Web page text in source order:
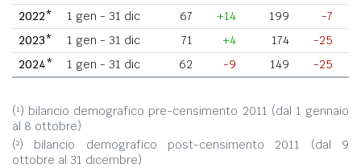
2022*
1 gen - 31 dic 67 +14 199
-7
2023*
1 gen - 31 dic 71 +4 174
-25
2024*
1 gen - 31 dic 62 -9 149 -25
(¹) bilancio demografico pre-censimento 2011 (dal 1 gennaio
al 8 ottobre)
(²) bilancio demografico post-censimento 2011 (dal 9
ottobre al 31 dicembre)